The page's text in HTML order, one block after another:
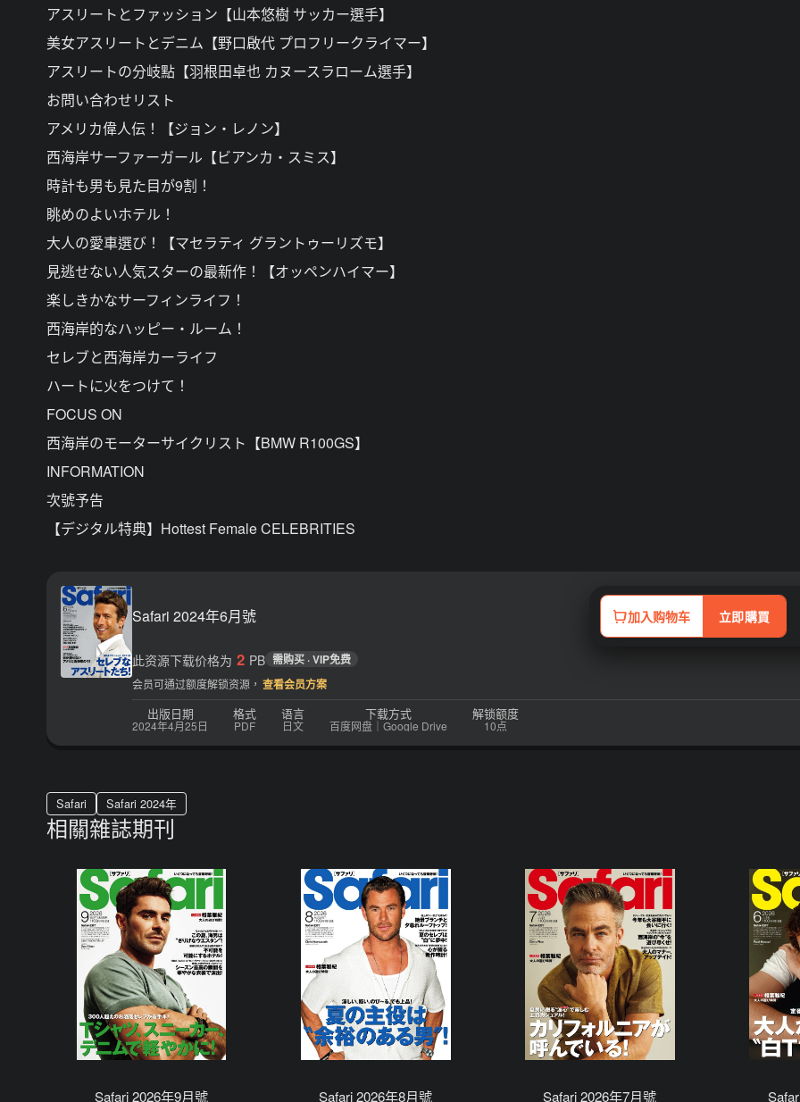
アスリートとファッション【山本悠樹 サッカー選手】
美女アスリートとデニム【野口啟代 プロフリークライマー】
アスリートの分岐點【羽根田卓也 カヌースラローム選手】
お問い合わせリスト
アメリカ偉人伝！【ジョン・レノン】
西海岸サーファーガール【ビアンカ・スミス】
時計も男も見た目が9割！
眺めのよいホテル！
大人の愛車選び！【マセラティ グラントゥーリズモ】
見逃せない人気スターの最新作！【オッペンハイマー】
楽しきかなサーフィンライフ！
西海岸的なハッピー・ルーム！
セレブと西海岸カーライフ
ハートに火をつけて！
FOCUS ON
西海岸のモーターサイクリスト【BMW R100GS】
INFORMATION
次號予告
【デジタル特典】Hottest Female CELEBRITIES
Safari 2024年6月號 加入购物车 立即購買
此资源下载价格为 2 PB 需购买 · VIP免费
会员可通过额度解锁资源， 查看会员方案
出版日期
2024年4月25日
格式
PDF
语言
日文
下载方式
百度网盘｜Google Drive
解锁额度
10点
Safari Safari 2024年
相關雜誌期刊
Safari 2026年9月號 Safari 2026年8月號 Safari 2026年7月號